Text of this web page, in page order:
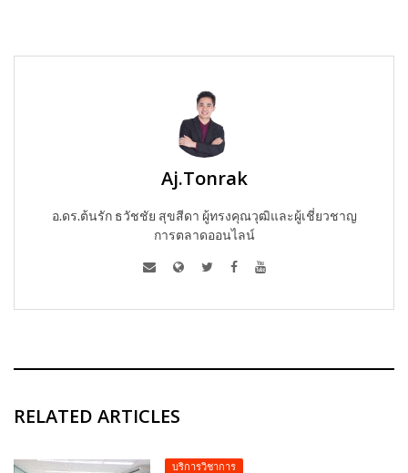
Aj.Tonrak
อ.ดร.ต้นรัก ธวัชชัย สุขสีดา ผู้ทรงคุณวุฒิและผู้เชี่ยวชาญ
การตลาดออนไลน์
RELATED ARTICLES
บริการวิชาการ